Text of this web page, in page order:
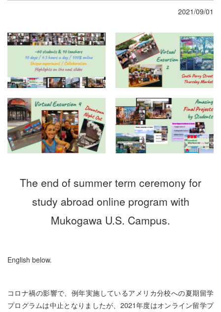
2021/09/01
The end of summer term ceremony for
study abroad online program with
Mukogawa U.S. Campus.
English below.
コロナ禍の影響で、例年実施しているアメリカ分校への夏期留学
プログラムは中止となりましたが、2021年度はオンライン留学プ